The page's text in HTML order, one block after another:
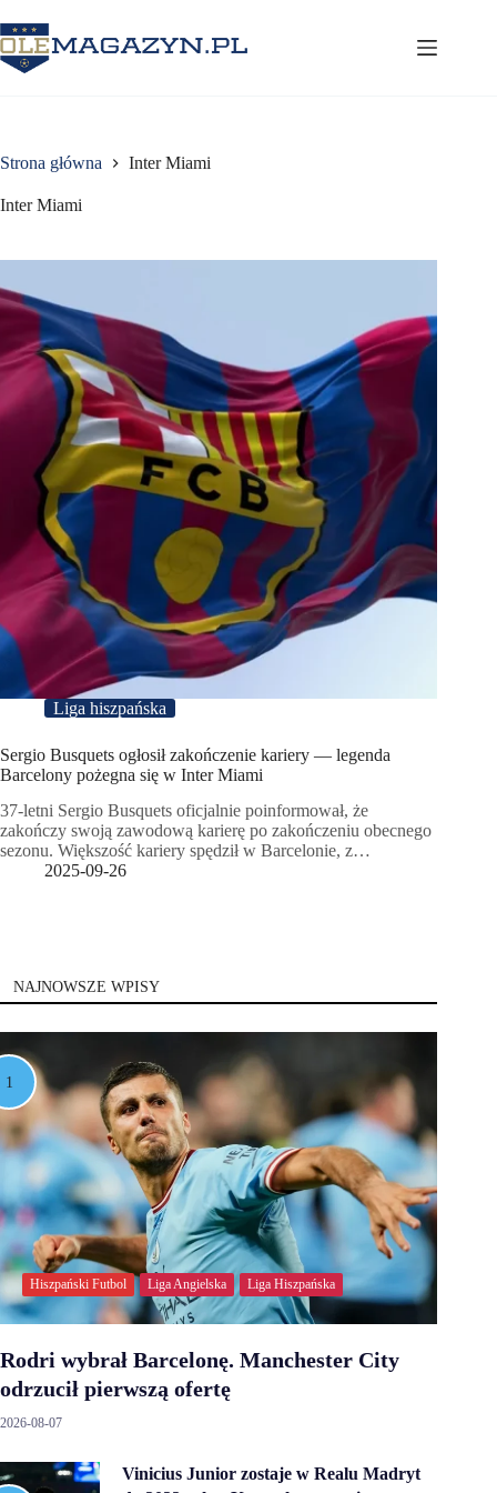
do
treści
Strona główna Inter Miami
Inter Miami
Liga hiszpańska
Sergio Busquets ogłosił zakończenie kariery — legenda
Barcelony pożegna się w Inter Miami
37-letni Sergio Busquets oficjalnie poinformował, że
zakończy swoją zawodową karierę po zakończeniu obecnego
sezonu. Większość kariery spędził w Barcelonie, z…
2025-09-26
NAJNOWSZE WPISY
Hiszpański Futbol Liga Angielska Liga Hiszpańska
Rodri wybrał Barcelonę. Manchester City
odrzucił pierwszą ofertę
2026-08-07
Vinicius Junior zostaje w Realu Madryt